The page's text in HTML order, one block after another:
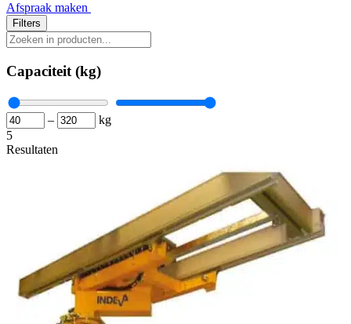
Afspraak maken
Filters
Capaciteit (kg)
–
kg
5
Resultaten